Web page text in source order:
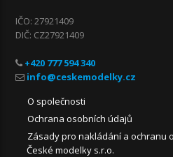
IČO: 27921409
DIČ: CZ27921409
+420 777 594 340
O společnosti
Ochrana osobních údajů
Zásady pro nakládání a ochranu
České modelky s.r.o.